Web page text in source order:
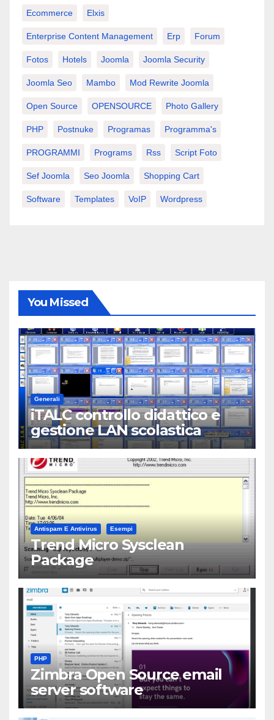
Ecommerce Elxis
Enterprise Content Management Erp Forum
Fotos Hotels Joomla Joomla Security
Joomla Seo Mambo Mod Rewrite Joomla
Open Source OPENSOURCE Photo Gallery
PHP Postnuke Programas Programma's
PROGRAMMI Programs Rss Script Foto
Sef Joomla Seo Joomla Shopping Cart
Software Templates VoIP Wordpress
You Missed
Generali
iTALC controllo didattico e
gestione LAN scolastica
Antispam E Antivirus Esempi
Trend Micro Sysclean
Package
PHP
Zimbra Open Source email
server software